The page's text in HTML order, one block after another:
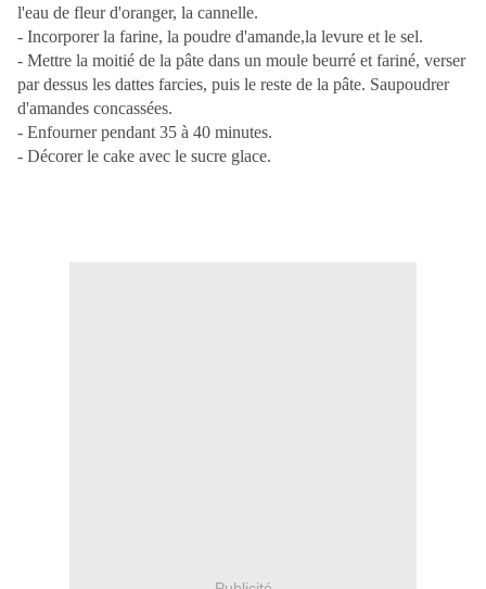
l'eau de fleur d'oranger, la cannelle.
- Incorporer la farine, la poudre d'amande,la levure et le sel.
- Mettre la moitié de la pâte dans un moule beurré et fariné, verser
par dessus les dattes farcies, puis le reste de la pâte. Saupoudrer
d'amandes concassées.
- Enfourner pendant 35 à 40 minutes.
- Décorer le cake avec le sucre glace.